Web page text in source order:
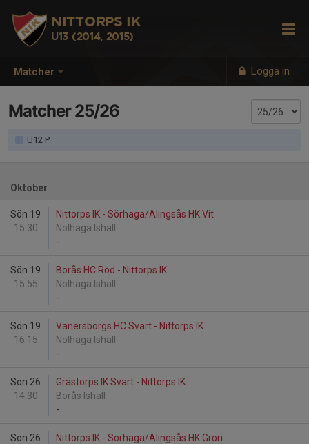
Matcher Logga in
NITTORPS IK
U13 (2014, 2015)
Matcher 25/26
U12 P
Oktober
Sön 19
15:30
Nittorps IK - Sörhaga/Alingsås HK Vit
Nolhaga Ishall
-
Sön 19
15:55
Borås HC Röd - Nittorps IK
Nolhaga Ishall
-
Sön 19
16:15
Vänersborgs HC Svart - Nittorps IK
Nolhaga Ishall
-
Sön 26
14:30
Grästorps IK Svart - Nittorps IK
Borås Ishall
-
Sön 26
Nittorps IK - Sörhaga/Alingsås HK Grön